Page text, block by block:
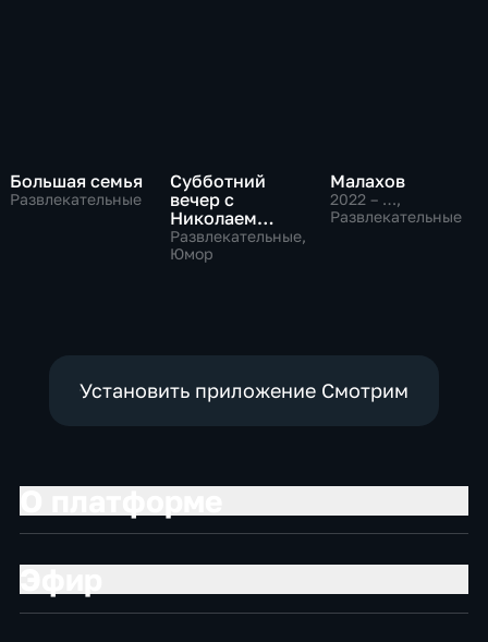
Большая семья
Развлекательные
Субботний
вечер с
Николаем
Басковым
Развлекательные,
Юмор
Малахов
2022 – …,
Развлекательные
Установить приложение Смотрим